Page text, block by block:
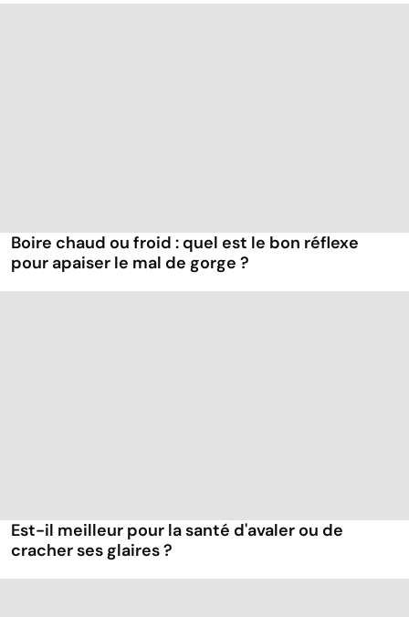
Boire chaud ou froid : quel est le bon réflexe
pour apaiser le mal de gorge ?
Est-il meilleur pour la santé d'avaler ou de
cracher ses glaires ?